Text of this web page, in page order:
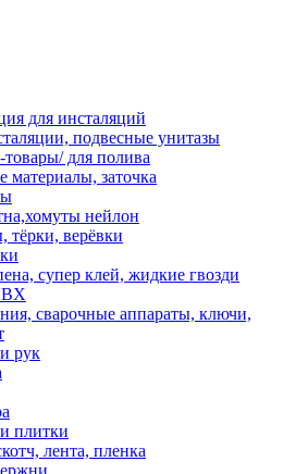
для инсталяций
подвесные унитазы
для полива
материалы, заточка
нейлон
тёрки, верёвки
супер клей, жидкие гвозди
сварочные аппараты, ключи,
рук
плитки
лента, пленка